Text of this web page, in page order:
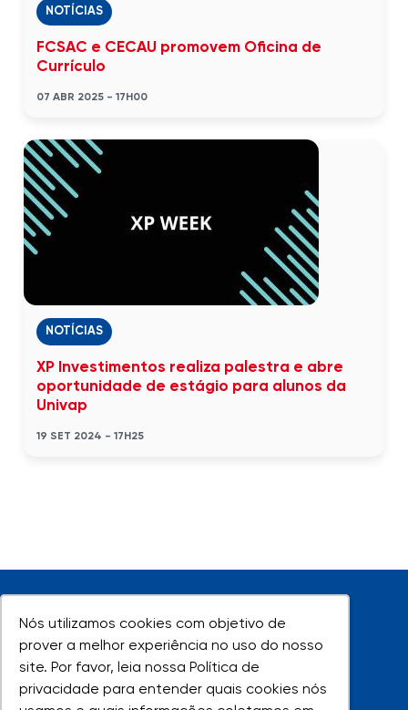
Nós utilizamos cookies com objetivo de
prover a melhor experiência no uso do nosso
site. Por favor, leia nossa Política de
privacidade para entender quais cookies nós
Nós utilizamos cookies com objetivo de
prover a melhor experiência no uso do nosso
site. Por favor, leia nossa Política de
privacidade para entender quais cookies nós
NOTÍCIAS
FCSAC e CECAU promovem Oficina de
Currículo
07 ABR 2025 - 17H00
NOTÍCIAS
XP Investimentos realiza palestra e abre
oportunidade de estágio para alunos da
Univap
19 SET 2024 - 17H25
UNIVAP - Todos os direitos reservados